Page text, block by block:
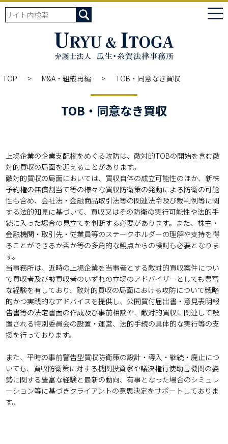
TOP M&A・組織再編 TOB・同意なき買収
TOB・同意なき買収
上場企業の企業支配権をめぐる攻防は、敵対的TOBの開始を含む敵
対的買収の局面を迎えることがあります。
敵対的買収の局面においては、買収自体の成立可能性のほか、新株
予約権の無償割当て等の様々な買収防衛策の発動による防衛の可能
性も含め、会社法・金融商品取引法等の関連法令及び裁判例等に関
する法的知見に基づいて、買収又はその防衛の実行可能性や法的手
続に入った場合の見立てを判断する必要があります。また、株主・
金融機関・取引先・従業員等のステークホルダーの理解や支持を得
ることができるか否か等の多角的な観点からの検討も必要となりま
す。
当事務所は、近時の上場企業を当事者とする敵対的買収案件につい
て買収者及び被買収者のいずれの立場のアドバイザーとしても豊富
な経験を有しており、敵対的買収の局面における攻防について戦略
的かつ実践的なアドバイスを提供し、公開買付届出書・意見表明報
告書等の法定書面の作成及び事前相談や、敵対的買収に関連して設
置される特別委員会の設置・運営、法的手続の具体的な実行等の支
援を行っております。
また、平時の事前警告型買収防衛策の設計・導入・継続・廃止につ
いても、買収防衛策に対する機関投資家や議決権行使助言機関の姿
勢に関する豊富な経験と最新の動向、有事となった場合のシミュレ
ーション等に基づきクライアントの意思決定をサポートしておりま
す。